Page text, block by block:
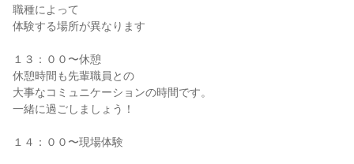
職種によって
体験する場所が異なります
１３：００〜休憩
休憩時間も先輩職員との
大事なコミュニケーションの時間です。
一緒に過ごしましょう！
１４：００〜現場体験